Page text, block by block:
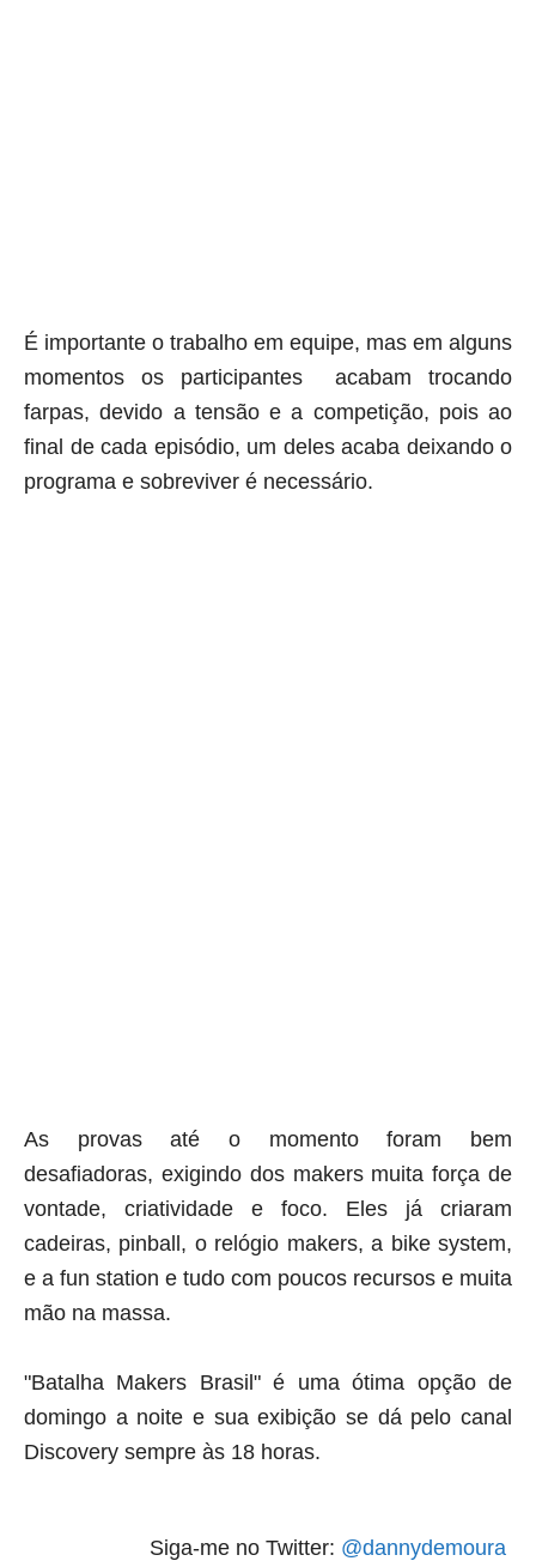
É importante o trabalho em equipe, mas em alguns
momentos os participantes acabam trocando
farpas, devido a tensão e a competição, pois ao
final de cada episódio, um deles acaba deixando o
programa e sobreviver é necessário.
As provas até o momento foram bem
desafiadoras, exigindo dos makers muita força de
vontade, criatividade e foco. Eles já criaram
cadeiras, pinball, o relógio makers, a bike system,
e a fun station e tudo com poucos recursos e muita
mão na massa.
"Batalha Makers Brasil" é uma ótima opção de
domingo a noite e sua exibição se dá pelo canal
Discovery sempre às 18 horas.
Siga-me no Twitter: @dannydemoura